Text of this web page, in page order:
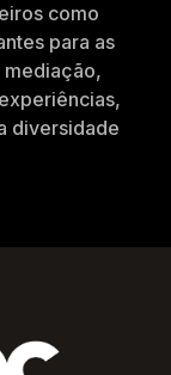
como
para as
mediação,
diversidade